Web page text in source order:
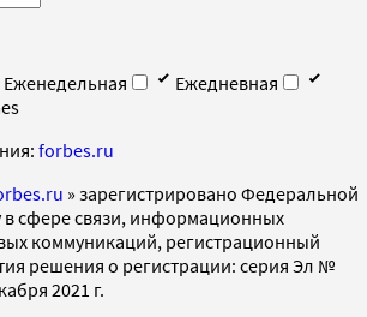
Еженедельная
Ежедневная
forbes.ru
» зарегистрировано Федеральной
в сфере связи, информационных
коммуникаций, регистрационный
решения о регистрации: серия Эл №
2021 г.